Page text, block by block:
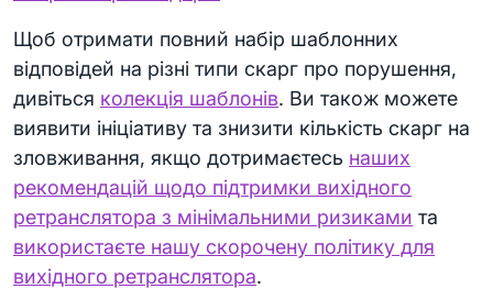
Щоб отримати повний набір шаблонних
відповідей на різні типи скарг про порушення,
дивіться колекція шаблонів. Ви також можете
виявити ініціативу та знизити кількість скарг на
зловживання, якщо дотримаєтесь наших
рекомендацій щодо підтримки вихідного
ретранслятора з мінімальними ризиками та
використаєте нашу скорочену політику для
вихідного ретранслятора.